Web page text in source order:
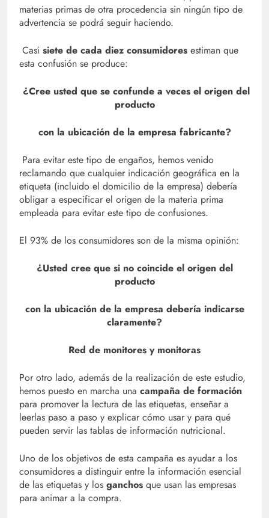
materias primas de otra procedencia sin ningún tipo de
advertencia se podrá seguir haciendo.
Casi siete de cada diez consumidores estiman que
esta confusión se produce:
¿Cree usted que se confunde a veces el origen del
producto
con la ubicación de la empresa fabricante?
Para evitar este tipo de engaños, hemos venido
reclamando que cualquier indicación geográfica en la
etiqueta (incluido el domicilio de la empresa) debería
obligar a especificar el origen de la materia prima
empleada para evitar este tipo de confusiones.
El 93% de los consumidores son de la misma opinión:
¿Usted cree que si no coincide el origen del
producto
con la ubicación de la empresa debería indicarse
claramente?
Red de monitores y monitoras
Por otro lado, además de la realización de este estudio,
hemos puesto en marcha una campaña de formación
para promover la lectura de las etiquetas, enseñar a
leerlas paso a paso y explicar cómo usar y para qué
pueden servir las tablas de información nutricional.
Uno de los objetivos de esta campaña es ayudar a los
consumidores a distinguir entre la información esencial
de las etiquetas y los ganchos que usan las empresas
para animar a la compra.